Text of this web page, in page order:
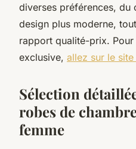
diverses préférences, du
design plus moderne,
rapport qualité-prix.
exclusive, allez sur le
Sélection
robes de
femme